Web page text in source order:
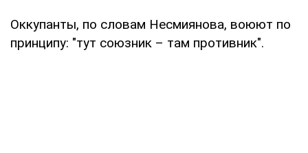
Оккупанты, по словам Несмиянова, воюют по
принципу: "тут союзник – там противник".